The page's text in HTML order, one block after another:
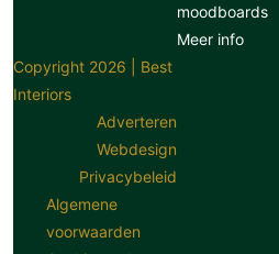
moodboards
Meer info
Copyright 2026 | Best
Interiors
Adverteren
Webdesign
Privacybeleid
Algemene
voorwaarden